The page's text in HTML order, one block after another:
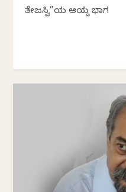
ತೇಜಸ್ವಿ”ಯ ಆಯ್ದ ಭಾಗ